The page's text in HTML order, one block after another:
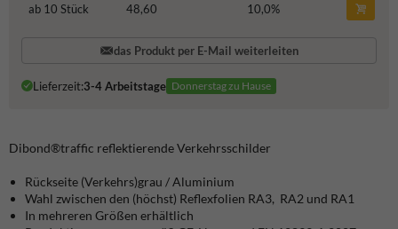
ab 10 Stück
48,60 10,0%
das Produkt per E-Mail weiterleiten
Lieferzeit:3-4 Arbeitstage Donnerstag zu Hause
Dibond®traffic reflektierende Verkehrsschilder
Rückseite (Verkehrs)grau / Aluminium
Wahl zwischen den (höchst) Reflexfolien RA3, RA2 und RA1
In mehreren Größen erhältlich